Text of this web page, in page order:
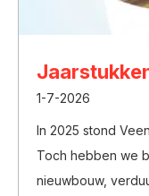
1-7-2026
In 2025 stond
Toch hebben we
nieuwbouw,